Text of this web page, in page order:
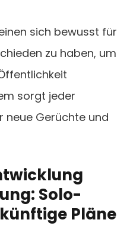
sich bewusst für
zu haben, um
sorgt jeder
Gerüchte und
Solo-
Pläne